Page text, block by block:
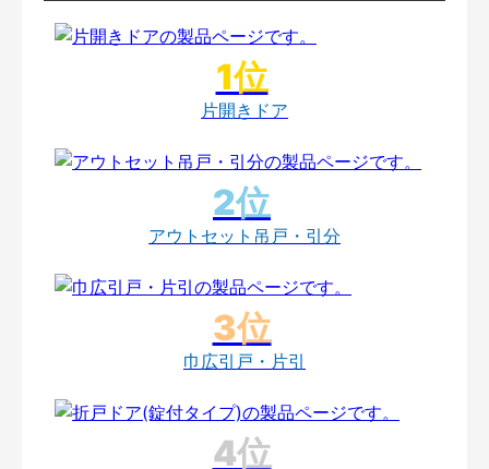
片開きドア
アウトセット吊戸・引分
巾広引戸・片引